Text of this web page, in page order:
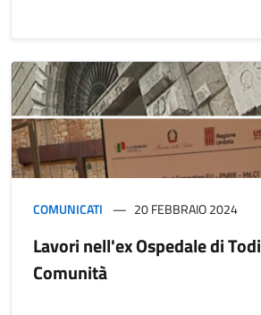
COMUNICATI 20 FEBBRAIO 2024
Lavori nell'ex Ospedale di
Comunità